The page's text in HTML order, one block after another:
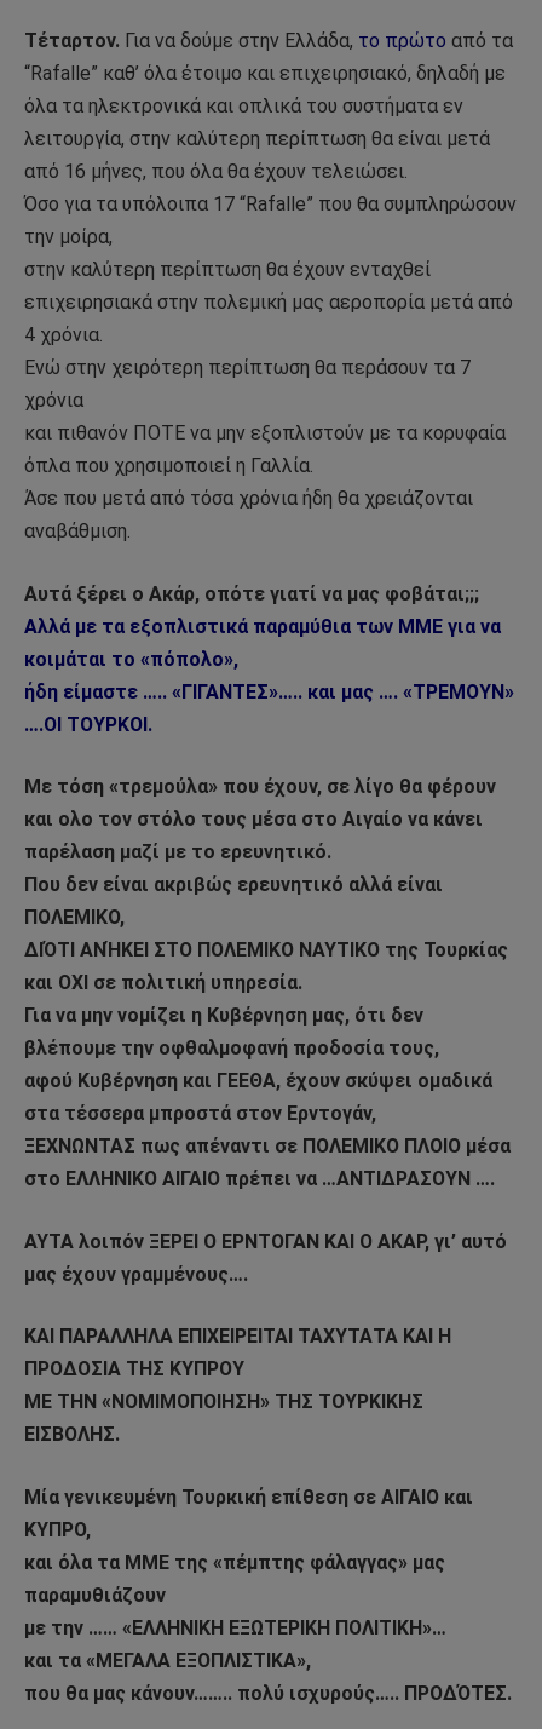
Τέταρτον. Για να δούμε στην Ελλάδα, το πρώτο από τα
“Rafalle” καθ’ όλα έτοιμο και επιχειρησιακό, δηλαδή με
όλα τα ηλεκτρονικά και οπλικά του συστήματα εν
λειτουργία, στην καλύτερη περίπτωση θα είναι μετά
από 16 μήνες, που όλα θα έχουν τελειώσει.
Όσο για τα υπόλοιπα 17 “Rafalle” που θα συμπληρώσουν
την μοίρα,
στην καλύτερη περίπτωση θα έχουν ενταχθεί
επιχειρησιακά στην πολεμική μας αεροπορία μετά από
4 χρόνια.
Ενώ στην χειρότερη περίπτωση θα περάσουν τα 7
χρόνια
και πιθανόν ΠΟΤΕ να μην εξοπλιστούν με τα κορυφαία
όπλα που χρησιμοποιεί η Γαλλία.
Άσε που μετά από τόσα χρόνια ήδη θα χρειάζονται
αναβάθμιση.
Αυτά ξέρει ο Ακάρ, οπότε γιατί να μας φοβάται;;;
Αλλά με τα εξοπλιστικά παραμύθια των ΜΜΕ για να
κοιμάται το «πόπολο»,
ήδη είμαστε ….. «ΓΙΓΑΝΤΕΣ»….. και μας …. «ΤΡΕΜΟΥΝ»
….ΟΙ ΤΟΥΡΚΟΙ.
Με τόση «τρεμούλα» που έχουν, σε λίγο θα φέρουν
και ολο τον στόλο τους μέσα στο Αιγαίο να κάνει
παρέλαση μαζί με το ερευνητικό.
Που δεν είναι ακριβώς ερευνητικό αλλά είναι
ΠΟΛΕΜΙΚΟ,
ΔΙΌΤΙ ΑΝΉΚΕΙ ΣΤΟ ΠΟΛΕΜΙΚΟ ΝΑΥΤΙΚΟ της Τουρκίας
και ΟΧΙ σε πολιτική υπηρεσία.
Για να μην νομίζει η Κυβέρνηση μας, ότι δεν
βλέπουμε την οφθαλμοφανή προδοσία τους,
αφού Κυβέρνηση και ΓΕΕΘΑ, έχουν σκύψει ομαδικά
στα τέσσερα μπροστά στον Ερντογάν,
ΞΕΧΝΩΝΤΑΣ πως απέναντι σε ΠΟΛΕΜΙΚΟ ΠΛΟΙΟ μέσα
στο ΕΛΛΗΝΙΚΟ ΑΙΓΑΙΟ πρέπει να …ΑΝΤΙΔΡΑΣΟΥΝ ….
ΑΥΤΑ λοιπόν ΞΕΡΕΙ Ο ΕΡΝΤΟΓΑΝ ΚΑΙ Ο ΑΚΑΡ, γι’ αυτό
μας έχουν γραμμένους….
ΚΑΙ ΠΑΡΑΛΛΗΛΑ ΕΠΙΧΕΙΡΕΙΤΑΙ ΤΑΧΥΤΑΤΑ ΚΑΙ Η
ΠΡΟΔΟΣΙΑ ΤΗΣ ΚΥΠΡΟΥ
ΜΕ ΤΗΝ «ΝΟΜΙΜΟΠΟΙΗΣΗ» ΤΗΣ ΤΟΥΡΚΙΚΗΣ
ΕΙΣΒΟΛΗΣ.
Μία γενικευμένη Τουρκική επίθεση σε ΑΙΓΑΙΟ και
ΚΥΠΡΟ,
και όλα τα ΜΜΕ της «πέμπτης φάλαγγας» μας
παραμυθιάζουν
με την …… «ΕΛΛΗΝΙΚΗ ΕΞΩΤΕΡΙΚΗ ΠΟΛΙΤΙΚΗ»…
και τα «ΜΕΓΑΛΑ ΕΞΟΠΛΙΣΤΙΚΑ»,
που θα μας κάνουν…….. πολύ ισχυρούς….. ΠΡΟΔΌΤΕΣ.